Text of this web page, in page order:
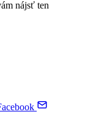
nájsť ten